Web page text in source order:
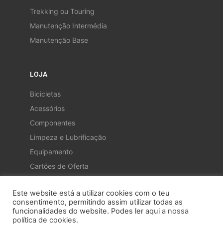
Trekking ou Touring
Manutenção Intermédia
Manutenção Base
LOJA
Bicicletas
Acessórios
Componentes
Limpeza e Lubrificação
Equipamento
Cartões de Oferta
Este website está a utilizar cookies com o teu
consentimento, permitindo assim utilizar todas as
funcionalidades do website. Podes ler aqui a nossa
política de cookies.